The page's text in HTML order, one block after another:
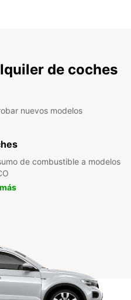
de coches
nuevos modelos
de combustible a modelos